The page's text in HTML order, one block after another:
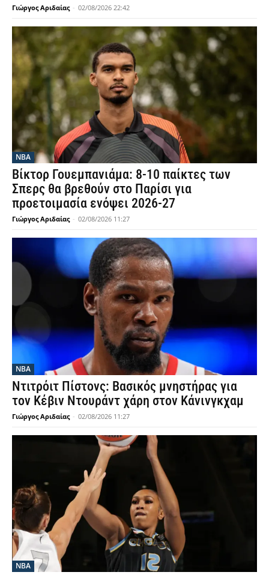
Γιώργος Αριδαίας - 02/08/2026 22:42
NBA
Βίκτορ Γουεμπανιάμα: 8-10 παίκτες των
Σπερς θα βρεθούν στο Παρίσι για
προετοιμασία ενόψει 2026-27
Γιώργος Αριδαίας - 02/08/2026 11:27
NBA
Ντιτρόιτ Πίστονς: Βασικός μνηστήρας για
τον Κέβιν Ντουράντ χάρη στον Κάνινγκχαμ
Γιώργος Αριδαίας - 02/08/2026 11:27
NBA